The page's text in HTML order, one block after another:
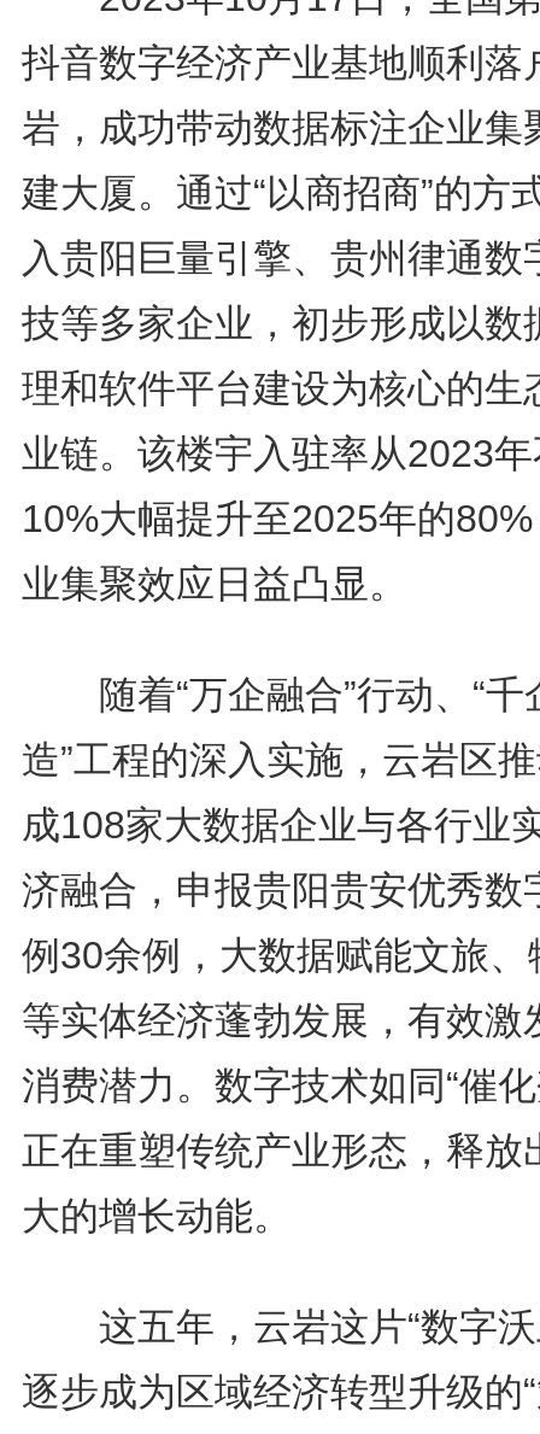
抖音数字经济产业基地顺利落
岩，成功带动数据标注企业集
建大厦。通过“以商招商”的方
入贵阳巨量引擎、贵州律通数
技等多家企业，初步形成以数
理和软件平台建设为核心的生
业链。该楼宇入驻率从2023
10%大幅提升至2025年的
业集聚效应日益凸显。
随着“万企融合”行动、“千
造”工程的深入实施，云岩区
成108家大数据企业与各行业
济融合，申报贵阳贵安优秀数
例30余例，大数据赋能文旅、
等实体经济蓬勃发展，有效激
消费潜力。数字技术如同“催
正在重塑传统产业形态，释放
大的增长动能。
这五年，云岩这片“数字沃
逐步成为区域经济转型升级的